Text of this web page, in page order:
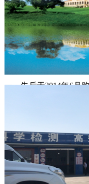
       公司现有集装箱运输车辆37台，拖卡42台。华凯货运以新
会港（天马·西河口）
区及中山、粤西部分
中顺、业太、李锦记等
       华凯货运是珠西地区少数拥有LNG燃气货运车辆企业之
一，先后于2014年6月
       公司严格执行车辆国家标准，对车辆检测、人员培训足额
投入安全生产经费，
保修厂等几家具有国